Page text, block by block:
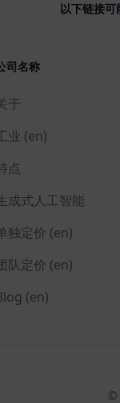
以下链接
司名称
于
业 (en)
点
成式人工智能
独定价 (en)
队定价 (en)
(en)
©